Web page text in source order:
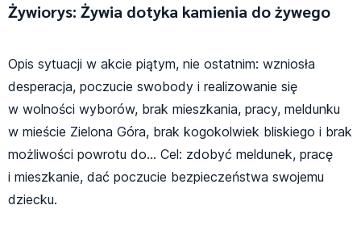
Żywiorys: Żywia dotyka kamienia do żywego
Opis sytuacji w akcie piątym, nie ostatnim: wzniosła
desperacja, poczucie swobody i realizowanie się
w wolności wyborów, brak mieszkania, pracy, meldunku
w mieście Zielona Góra, brak kogokolwiek bliskiego i brak
możliwości powrotu do… Cel: zdobyć meldunek, pracę
i mieszkanie, dać poczucie bezpieczeństwa swojemu
dziecku.